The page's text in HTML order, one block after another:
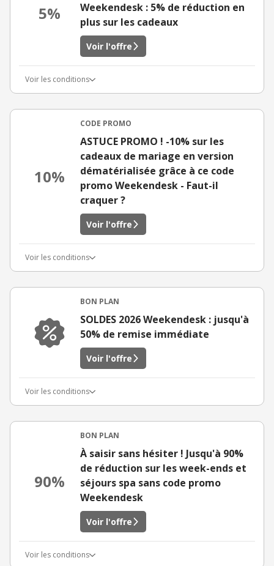
5%
Weekendesk : 5% de réduction en
plus sur les cadeaux
Voir l'offre
Voir les conditions
10%
CODE PROMO
ASTUCE PROMO ! -10% sur les
cadeaux de mariage en version
dématérialisée grâce à ce code
promo Weekendesk - Faut-il
craquer ?
Voir l'offre
Voir les conditions
BON PLAN
SOLDES 2026 Weekendesk : jusqu'à
50% de remise immédiate
Voir l'offre
Voir les conditions
90%
BON PLAN
À saisir sans hésiter ! Jusqu'à 90%
de réduction sur les week-ends et
séjours spa sans code promo
Weekendesk
Voir l'offre
Voir les conditions